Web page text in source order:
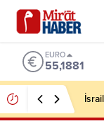
EURO
55,1881